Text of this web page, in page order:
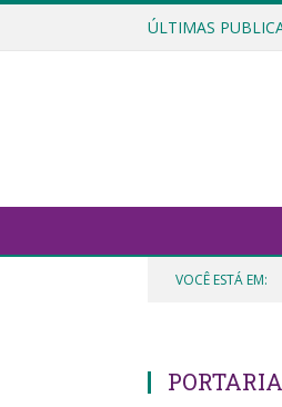
ÚLTIMAS
VOCÊ ESTÁ EM: